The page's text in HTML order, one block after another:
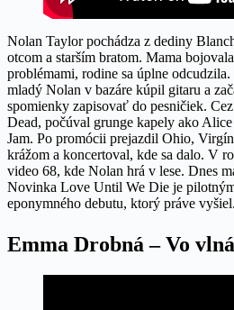
Nolan Taylor pochádza z dediny
otcom a starším bratom. Mama
problémami, rodine sa úplne
mladý Nolan v bazáre kúpil gitaru a
spomienky zapisovať do pesničiek.
Dead, počúval grunge kapely ako
Jam. Po promócii prejazdil Ohio,
krážom a koncertoval, kde sa dalo. V
video 68, kde Nolan hrá v lese. Dnes
Novinka Love Until We Die je
eponymného debutu, ktorý práve vyšiel.
Emma Drobná – Vo